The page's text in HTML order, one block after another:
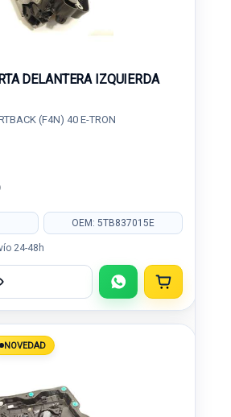
DELANTERA IZQUIERDA
(F4N) 40 E-TRON
OEM: 5TB837015E
24-48h
NOVEDAD